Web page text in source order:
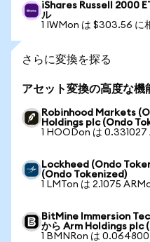
iShares Russell 2000
ル
1 IWMon は $303.56 に
さらに変換を探る
アセット変換の高度な機
Robinhood Markets
Holdings plc (Ondo
1 HOODon は 0.331027
Lockheed (Ondo
(Ondo Tokenized)
1 LMTon は 2.1075
BitMine Immersion
から Arm Holdings plc
1 BMNRon は